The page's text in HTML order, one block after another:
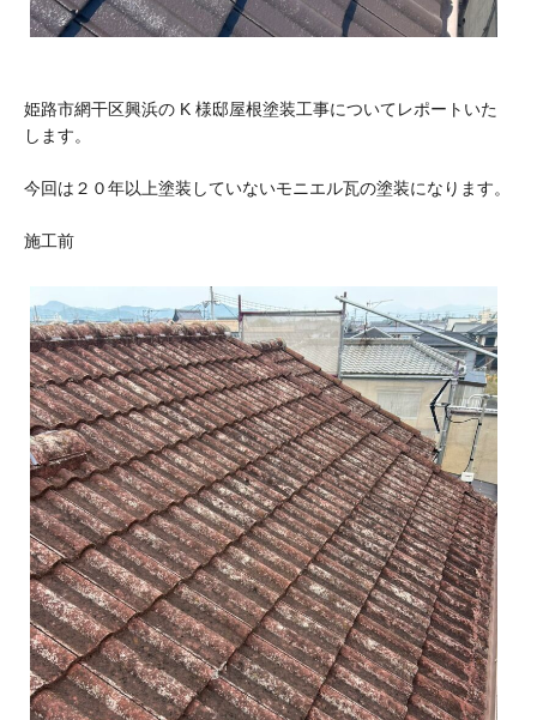
姫路市網干区興浜の K 様邸屋根塗装工事についてレポートいた
します。
今回は２０年以上塗装していないモニエル瓦の塗装になります。
施工前